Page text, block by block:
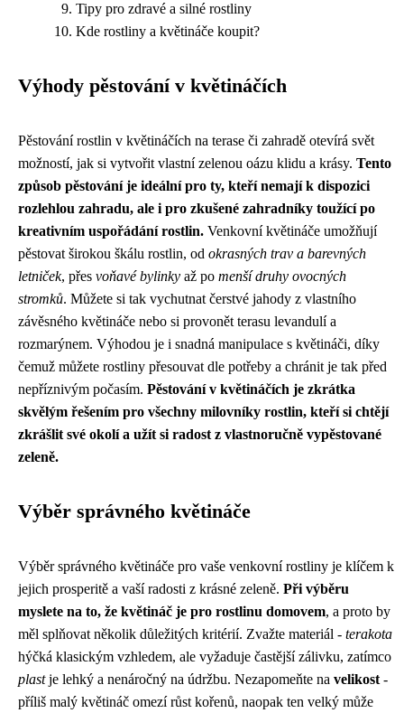
Tipy pro zdravé a silné rostliny
Kde rostliny a květináče koupit?
Výhody pěstování v květináčích
Pěstování rostlin v květináčích na terase či zahradě otevírá svět
možností, jak si vytvořit vlastní zelenou oázu klidu a krásy. Tento
způsob pěstování je ideální pro ty, kteří nemají k dispozici
rozlehlou zahradu, ale i pro zkušené zahradníky toužící po
kreativním uspořádání rostlin. Venkovní květináče umožňují
pěstovat širokou škálu rostlin, od okrasných trav a barevných
letniček, přes voňavé bylinky až po menší druhy ovocných
stromků. Můžete si tak vychutnat čerstvé jahody z vlastního
závěsného květináče nebo si provonět terasu levandulí a
rozmarýnem. Výhodou je i snadná manipulace s květináči, díky
čemuž můžete rostliny přesouvat dle potřeby a chránit je tak před
nepříznivým počasím. Pěstování v květináčích je zkrátka
skvělým řešením pro všechny milovníky rostlin, kteří si chtějí
zkrášlit své okolí a užít si radost z vlastnoručně vypěstované
zeleně.
Výběr správného květináče
Výběr správného květináče pro vaše venkovní rostliny je klíčem k
jejich prosperitě a vaší radosti z krásné zeleně. Při výběru
myslete na to, že květináč je pro rostlinu domovem, a proto by
měl splňovat několik důležitých kritérií. Zvažte materiál - terakota
hýčká klasickým vzhledem, ale vyžaduje častější zálivku, zatímco
plastje lehký a nenáročný na údržbu. Nezapomeňte na velikost -
příliš malý květináč omezí růst kořenů, naopak ten velký může